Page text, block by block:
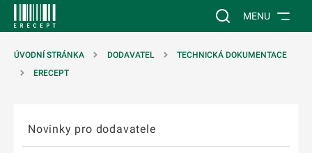
Vyhledávání na
MENU
ÚVODNÍ STRÁNKA DODAVATEL
TECHNICKÁ DOKUMENTACE
ERECEPT
Novinky pro dodavatele